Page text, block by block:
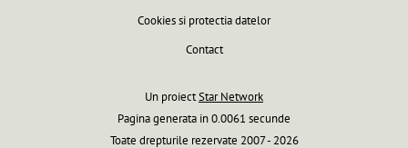
Cookies si protectia datelor
Contact
Un proiectStar Network
Pagina generata in 0.0061 secunde
Toate drepturile rezervate 2007 - 2026